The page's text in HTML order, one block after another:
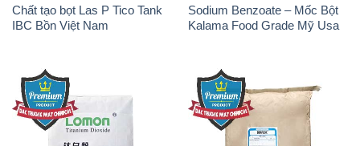
Chất tạo bọt Las P Tico Tank
IBC Bồn Việt Nam
Sodium Benzoate – Mốc Bột
Kalama Food Grade Mỹ Usa